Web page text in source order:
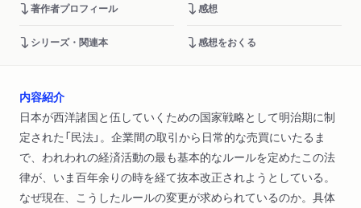
著作者プロフィール 感想
シリーズ・関連本 感想をおくる
内容紹介
日本が西洋諸国と伍していくための国家戦略として明治期に制
定された「民法」。企業間の取引から日常的な売買にいたるま
で、われわれの経済活動の最も基本的なルールを定めたこの法
律が、いま百年余りの時を経て抜本改正されようとしている。
なぜ現在、こうしたルールの変更が求められているのか。具体